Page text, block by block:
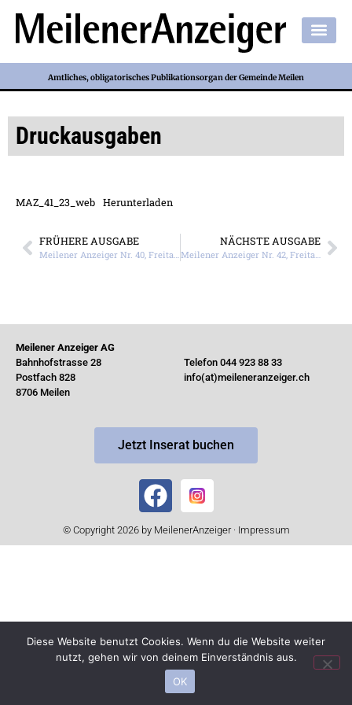
Amtliches, obligatorisches Publikationsorgan der Gemeinde Meilen
Druckausgaben
MAZ_41_23_web Herunterladen
FRÜHERE AUSGABE
Meilener Anzeiger Nr. 40, Freitag, 6. Oktober 2023
NÄCHSTE AUSGABE
Meilener Anzeiger Nr. 42, Freitag, 20. Oktober 2023
Meilener Anzeiger AG
Bahnhofstrasse 28
Postfach 828
8706 Meilen
Telefon 044 923 88 33
info(at)meileneranzeiger.ch
Jetzt Inserat buchen
© Copyright 2026 by MeilenerAnzeiger · Impressum
Diese Website benutzt Cookies. Wenn du die Website weiter
nutzt, gehen wir von deinem Einverständnis aus.
OK